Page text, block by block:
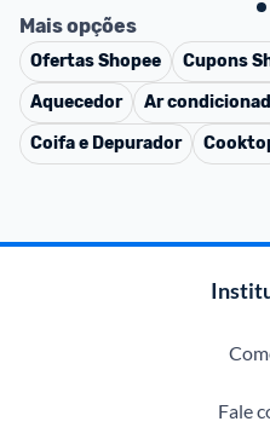
Mais opções
OfertasShopee Cupons
Aquecedor
Ar
Coifa e Depurador
Fale